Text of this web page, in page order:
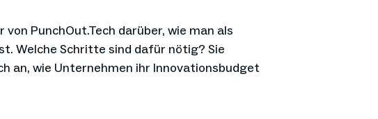
PunchOut.Tech darüber, wie man als
Welche Schritte sind dafür nötig? Sie
an, wie Unternehmen ihr Innovationsbudget